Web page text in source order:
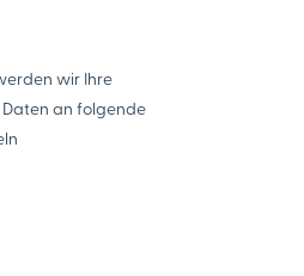
wir Ihre
an folgende